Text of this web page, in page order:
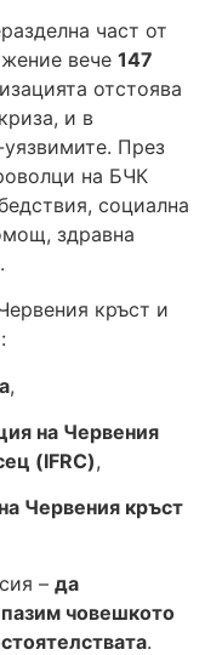
част от
вече 147
отстоява
и в
През
на БЧК
социална
здравна
кръст и
,
на Червения
(IFRC),
Червения кръст
– да
човешкото
.